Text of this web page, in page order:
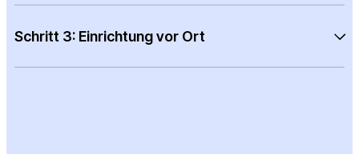
Schritt 3: Einrichtung vor Ort